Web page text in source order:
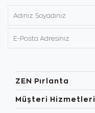
ZEN Pırlanta
Müşteri Hizmetleri